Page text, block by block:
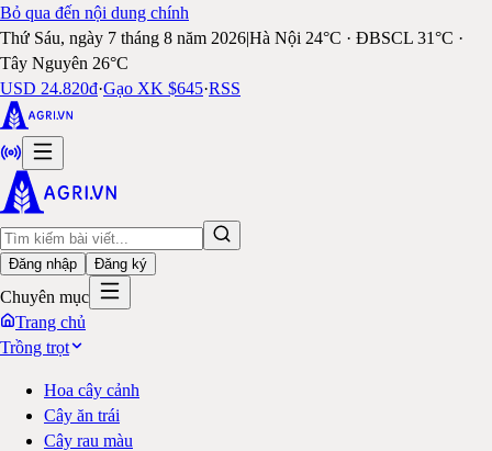
Bỏ qua đến nội dung chính
Thứ Sáu, ngày 7 tháng 8 năm 2026|Hà Nội 24°C · ĐBSCL 31°C ·
Tây Nguyên 26°C
USD 24.820đ·Gạo XK $645·RSS
Đăng nhập Đăng ký
Chuyên mục
Trang chủ
Trồng trọt
Hoa cây cảnh
Cây ăn trái
Cây rau màu